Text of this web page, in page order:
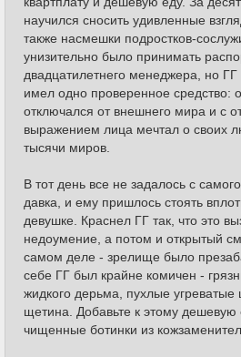
научился сносить удивленные
также насмешки подростков-
унизительно было принимать
двадцатилетнего менеджера, но ГГ
имел одно проверенное средство:
отключался от внешнего мира и с
выражением лица мечтал о своих
тысячи миров.
В тот день все не задалось с
давка, и ему пришлось стоять
девушке. Краснел ГГ так, что это
недоумение, а потом и открытый
самом деле - зрелище было
себе ГГ был крайне комичен -
жидкого дерьма, пухлые
щетина. Добавьте к этому дешевую
чищенные ботинки из